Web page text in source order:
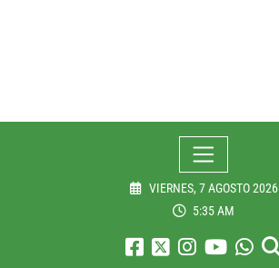
VIERNES, 7 AGOSTO 2026
5:35 AM